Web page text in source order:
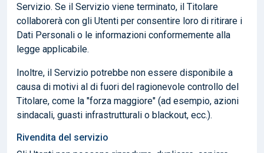
Servizio. Se il Servizio viene terminato, il Titolare
collaborerà con gli Utenti per consentire loro di ritirare i
Dati Personali o le informazioni conformemente alla
legge applicabile.
Inoltre, il Servizio potrebbe non essere disponibile a
causa di motivi al di fuori del ragionevole controllo del
Titolare, come la "forza maggiore" (ad esempio, azioni
sindacali, guasti infrastrutturali o blackout, ecc.).
Rivendita del servizio